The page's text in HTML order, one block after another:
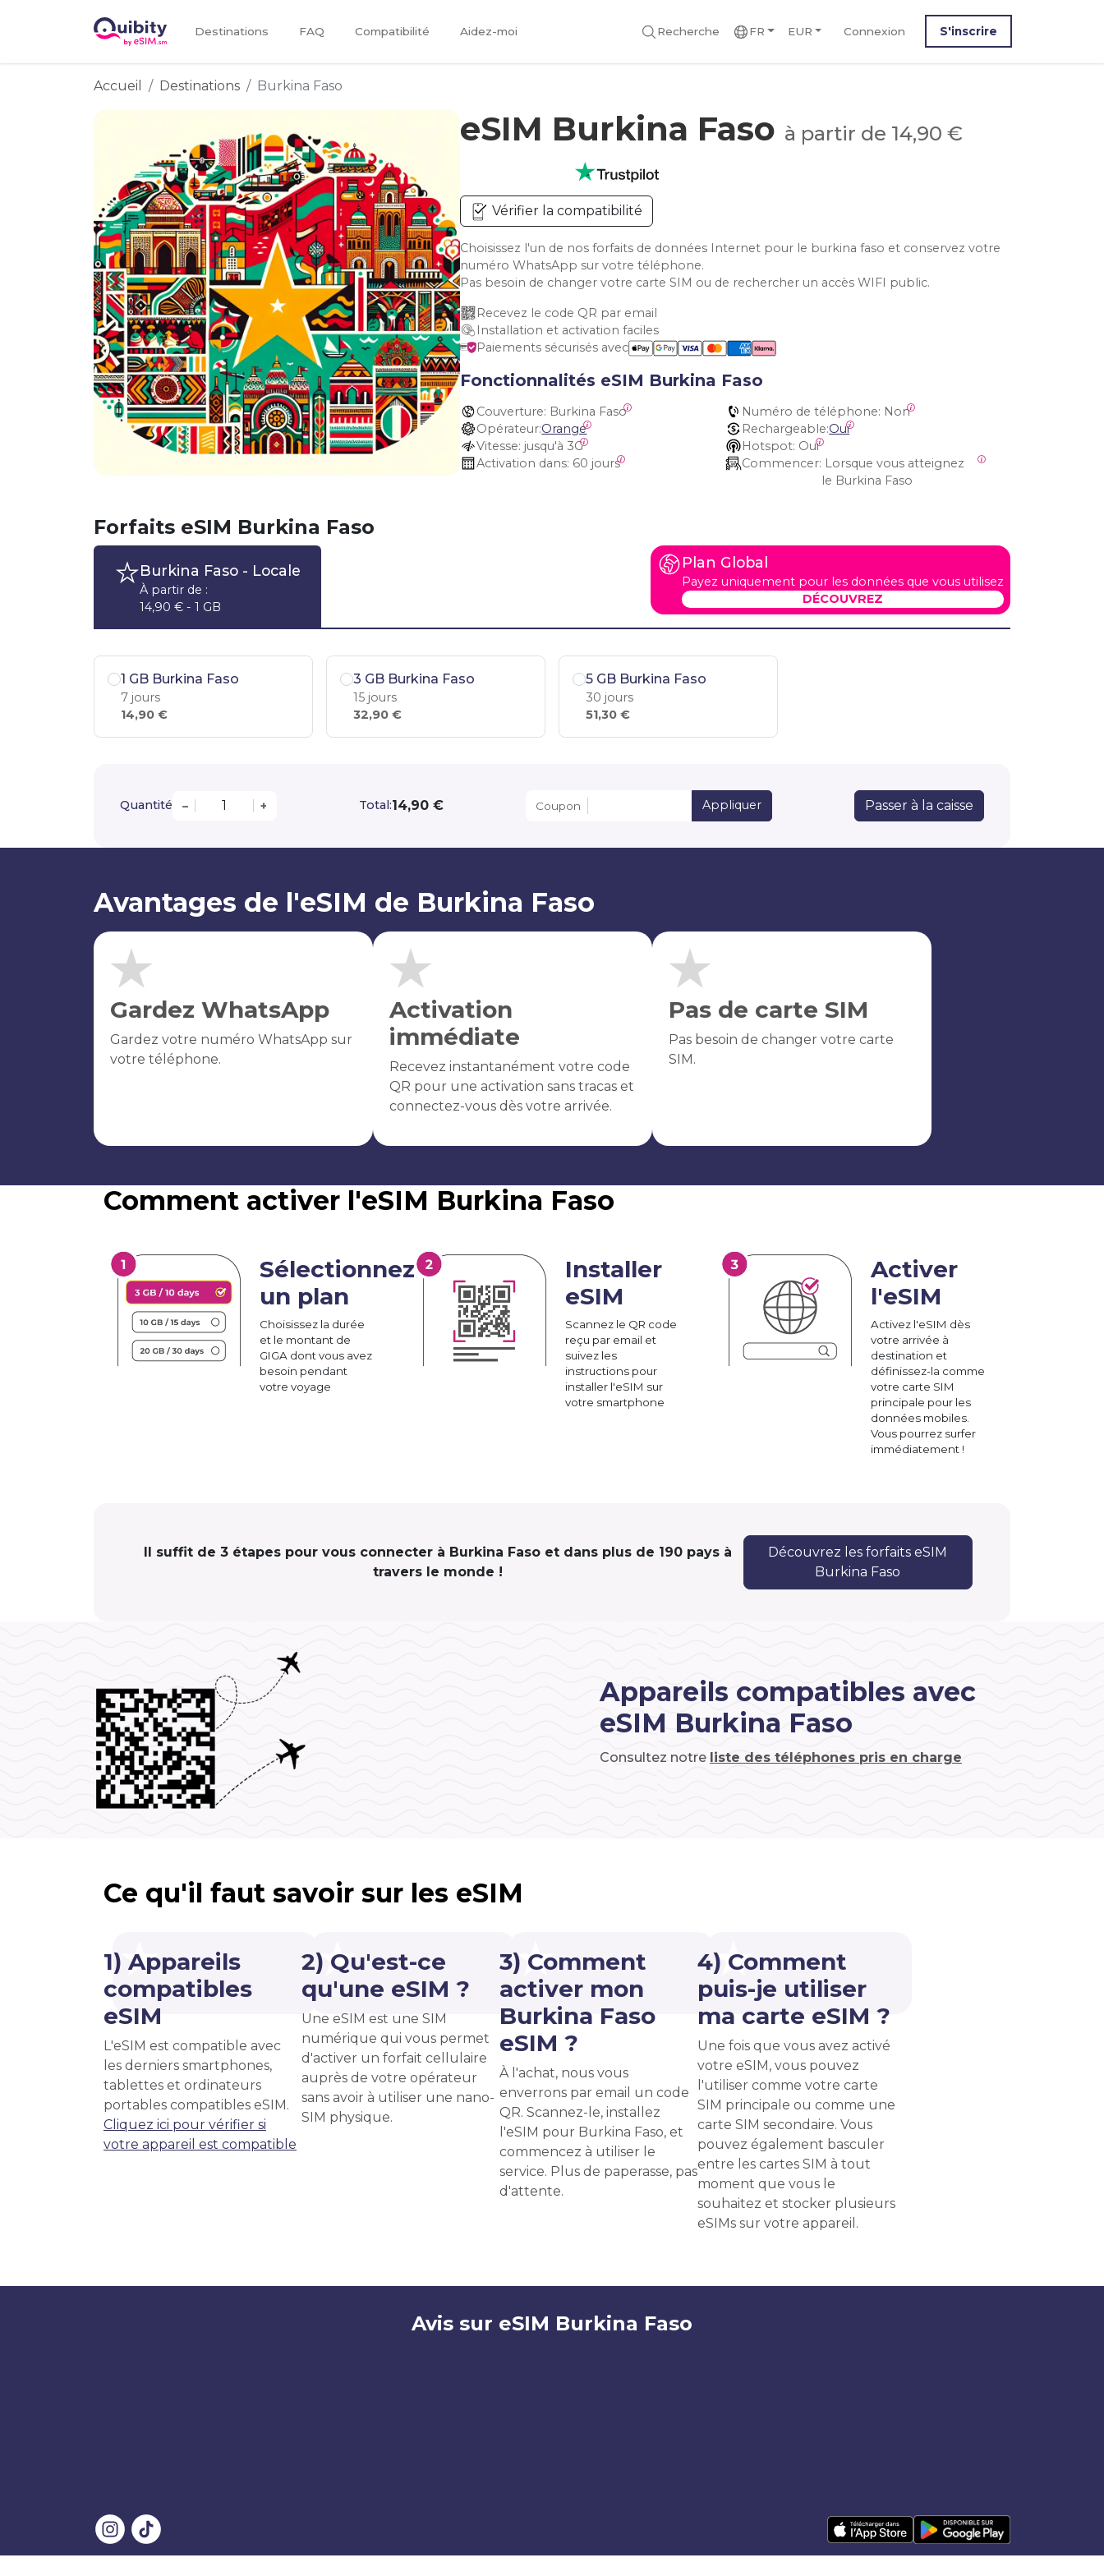
Destinations FAQ Compatibilité Aidez-moi Recherche FR EUR Connexion S'inscrire
Accueil Destinations Burkina Faso
eSIM Burkina Faso à partir de 14,90 €
Vérifier la compatibilité
Choisissez l'un de nos forfaits de données Internet pour le burkina faso et conservez votre
numéro WhatsApp sur votre téléphone.
Pas besoin de changer votre carte SIM ou de rechercher un accès WIFI public.
Recevez le code QR par email
Installation et activation faciles
Paiements sécurisés avec
Fonctionnalités eSIM Burkina Faso
Couverture: Burkina Faso Numéro de téléphone: Non
Opérateur:Orange Rechargeable:Oui
Vitesse: jusqu'à 3G Hotspot: Oui
Activation dans: 60 jours Commencer:
le Burkina Faso
Forfaits eSIM Burkina Faso
Burkina Faso- Locale
À partir de :
14,90 € - 1 GB
Plan Global
Payez uniquement pour les données que vous utilisez
DÉCOUVREZ
1 GB Burkina Faso
7 jours
14,90 €
3 GB Burkina Faso
15 jours
32,90 €
5 GB Burkina Faso
30 jours
51,30 €
Quantité – + Total:14,90 € Coupon Appliquer Passer à la caisse
Avantages de l'eSIM de Burkina Faso
Gardez WhatsApp
Gardez votre numéro WhatsApp sur
votre téléphone.
Activation
immédiate
Recevez instantanément votre code
QR pour une activation sans tracas et
connectez-vous dès votre arrivée.
Pas de carte SIM
Pas besoin de changer votre carte
SIM.
Comment activer l'eSIM Burkina Faso
Sélectionnez
un plan
Choisissez la durée
et le montant de
GIGA dont vous avez
besoin pendant
votre voyage
Installer
eSIM
Scannez le QR code
reçu par email et
suivez les
instructions pour
installer l'eSIM sur
votre smartphone
Activer
l'eSIM
Activez l'eSIM dès
votre arrivée à
destination et
définissez-la comme
votre carte SIM
principale pour les
données mobiles.
Vous pourrez surfer
immédiatement !
Il suffit de 3 étapes pour vous connecter à Burkina Faso et dans plus de 190 pays à
travers le monde !
Découvrez les forfaits eSIM
Burkina Faso
Appareils compatibles avec
eSIM Burkina Faso
Consultez notre liste des téléphones pris en charge
Ce qu'il faut savoir sur les eSIM
1) Appareils
compatibles
eSIM
L'eSIM est compatible avec
les derniers smartphones,
tablettes et ordinateurs
portables compatibles eSIM.
Cliquez ici pour vérifier si
votre appareil est compatible
2) Qu'est-ce
qu'une eSIM ?
Une eSIM est une SIM
numérique qui vous permet
d'activer un forfait cellulaire
auprès de votre opérateur
sans avoir à utiliser une nano-
SIM physique.
3) Comment
activer mon
Burkina Faso
eSIM ?
À l'achat, nous vous
enverrons par email un code
QR. Scannez-le, installez
l'eSIM pour Burkina Faso, et
commencez à utiliser le
service. Plus de paperasse, pas
d'attente.
4) Comment
puis-je utiliser
ma carte eSIM ?
Une fois que vous avez activé
votre eSIM, vous pouvez
l'utiliser comme votre carte
SIM principale ou comme une
carte SIM secondaire. Vous
pouvez également basculer
entre les cartes SIM à tout
moment que vous le
souhaitez et stocker plusieurs
eSIMs sur votre appareil.
Avis sur eSIM Burkina Faso